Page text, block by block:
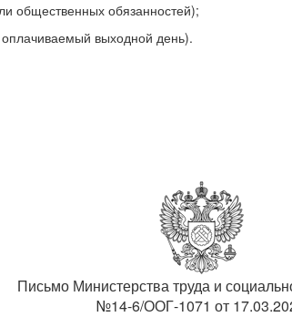
общественных обязанностей);
выходной день).
Письмо Министерства труда и
№14-6/ООГ-1071 от